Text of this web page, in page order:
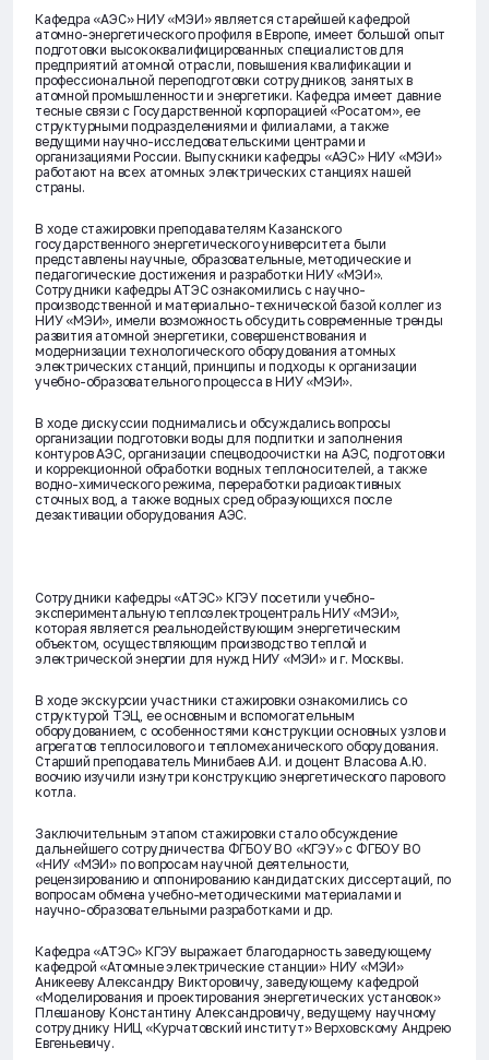
Кафедра «АЭС» НИУ «МЭИ» является старейшей кафедрой
атомно-энергетического профиля в Европе, имеет большой опыт
подготовки высококвалифицированных специалистов для
предприятий атомной отрасли, повышения квалификации и
профессиональной переподготовки сотрудников, занятых в
атомной промышленности и энергетики. Кафедра имеет давние
тесные связи с Государственной корпорацией «Росатом», ее
структурными подразделениями и филиалами, а также
ведущими научно-исследовательскими центрами и
организациями России. Выпускники кафедры «АЭС» НИУ «МЭИ»
работают на всех атомных электрических станциях нашей
страны.
В ходе стажировки преподавателям Казанского
государственного энергетического университета были
представлены научные, образовательные, методические и
педагогические достижения и разработки НИУ «МЭИ».
Сотрудники кафедры АТЭС ознакомились с научно-
производственной и материально-технической базой коллег из
НИУ «МЭИ», имели возможность обсудить современные тренды
развития атомной энергетики, совершенствования и
модернизации технологического оборудования атомных
электрических станций, принципы и подходы к организации
учебно-образовательного процесса в НИУ «МЭИ».
В ходе дискуссии поднимались и обсуждались вопросы
организации подготовки воды для подпитки и заполнения
контуров АЭС, организации спецводоочистки на АЭС, подготовки
и коррекционной обработки водных теплоносителей, а также
водно-химического режима, переработки радиоактивных
сточных вод, а также водных сред образующихся после
дезактивации оборудования АЭС.
Сотрудники кафедры «АТЭС» КГЭУ посетили учебно-
экспериментальную теплоэлектроцентраль НИУ «МЭИ»,
которая является реальнодействующим энергетическим
объектом, осуществляющим производство теплой и
электрической энергии для нужд НИУ «МЭИ» и г. Москвы.
В ходе экскурсии участники стажировки ознакомились со
структурой ТЭЦ, ее основным и вспомогательным
оборудованием, с особенностями конструкции основных узлов и
агрегатов теплосилового и тепломеханического оборудования.
Старший преподаватель Минибаев А.И. и доцент Власова А.Ю.
воочию изучили изнутри конструкцию энергетического парового
котла.
Заключительным этапом стажировки стало обсуждение
дальнейшего сотрудничества ФГБОУ ВО «КГЭУ» с ФГБОУ ВО
«НИУ «МЭИ» по вопросам научной деятельности,
рецензированию и оппонированию кандидатских диссертаций, по
вопросам обмена учебно-методическими материалами и
научно-образовательными разработками и др.
Кафедра «АТЭС» КГЭУ выражает благодарность заведующему
кафедрой «Атомные электрические станции» НИУ «МЭИ»
Аникееву Александру Викторовичу, заведующему кафедрой
«Моделирования и проектирования энергетических установок»
Плешанову Константину Александровичу, ведущему научному
сотруднику НИЦ «Курчатовский институт» Верховскому Андрею
Евгеньевичу.